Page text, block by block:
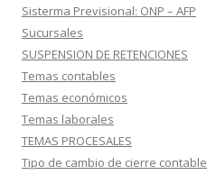
Sisterma Previsional: ONP – AFP
Sucursales
SUSPENSION DE RETENCIONES
Temas contables
Temas económicos
Temas laborales
TEMAS PROCESALES
Tipo de cambio de cierre contable